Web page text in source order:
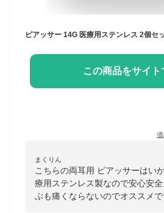
この商品をサイト
まくりん
こちらの両耳用 ピアッサーはい
療用ステンレス製なので安心安
ぶも痛くならないのでオススメで